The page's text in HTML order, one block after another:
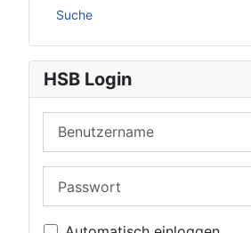
Suche
HSB Login